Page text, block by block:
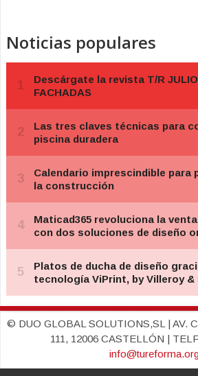
Noticias populares
© DUO GLOBAL SOLUTIONS,SL | AV.
111, 12006 CASTELLÓN |